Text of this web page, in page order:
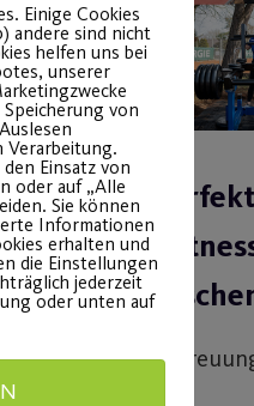
Der
dein
der
Neue
Einige Cookies
andere sind nicht
helfen uns bei
unserer
von
Verarbeitung.
Einsatz von
oder auf „Alle
Sie können
Informationen
erhalten und
die Einstellungen
jederzeit
oder unten auf